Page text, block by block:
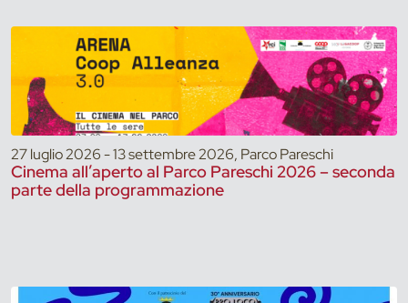
27 luglio 2026 - 13 settembre 2026, Parco Pareschi
Cinema all’aperto al Parco Pareschi 2026 – seconda
parte della programmazione